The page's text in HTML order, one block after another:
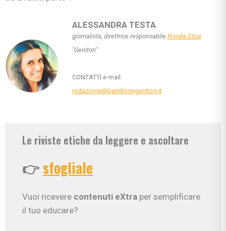
ALESSANDRA TESTA
giornalista, direttrice responsabile Rivista Etica
"Genitori"
CONTATTI e-mail:
redazione@bambiniegenitori.it
Le riviste etiche da leggere e ascoltare
👉sfogliale
Vuoi ricevere contenuti eXtra per semplificare
il tuo educare?